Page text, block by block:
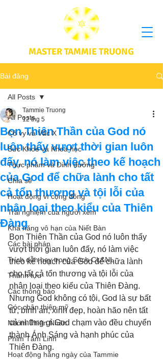
MASTER TAMMIE TRUONG
Bài đăng
All Posts
Cô vy và Vắc X
Sức Khoẻ và Khoa học
Thực phầm và Dinh dưỡng
Chia sẻ
Hoạt động vì cộng đồng
Trải nghiệm của người xem
Khả năng vô hạn của Niết Bàn
Các bài pháp
Trích dẫn hay trong Sách CL&NL
Thành tựu
Các thông báo
Góc chân thiện mỹ
Nhóm Thiên Nhãn
Phim Tâm Linh
Hoạt động hằng ngày của Tammie
All Posts
Bọn Thiên Thần của God nó
luôn thấy vượt thời gian luôn
đấy, nó làm việc theo kế hoạch
của God để chữa lành cho tất
cả tổn thương và tội lỗi của
nhân loại theo kiểu của Thiên
Đàng
Tammie Truong
12 thg 5
Bọn Thiên Thần của God nó luôn thấy
vượt thời gian luôn đấy, nó làm việc
theo kế hoạch của God để chữa lành
cho tất cả tổn thương và tội lỗi của
nhân loại theo kiểu của Thiên Đàng.
Nhưng God không có tội, God là sự bất
tử, bình an, xinh đẹp, hoàn hão nên tất
cả những gì God chạm vào đều chuyển
thành Ánh Sáng và hạnh phúc của
Thiên Đàng.